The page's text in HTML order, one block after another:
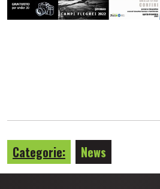
Categorie: News